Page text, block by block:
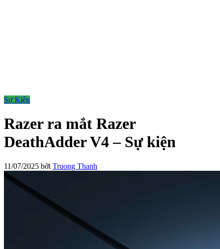
Sự Kiện
Razer ra mắt Razer
DeathAdder V4 – Sự kiện
11/07/2025 bởi Truong Thanh